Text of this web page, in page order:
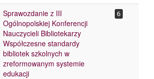
Sprawozdanie z III
Ogólnopolskiej Konferencji
Nauczycieli Bibliotekarzy
Współczesne standardy
bibliotek szkolnych w
zreformowanym systemie
edukacji
6